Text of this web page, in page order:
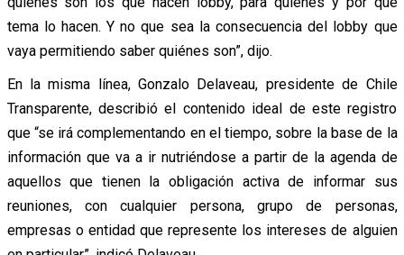
tema lo hacen. Y no que sea la consecuencia del lobby que
vaya permitiendo saber quiénes son”, dijo.
En la misma línea, Gonzalo Delaveau, presidente de Chile
Transparente, describió el contenido ideal de este registro
que “se irá complementando en el tiempo, sobre la base de la
información que va a ir nutriéndose a partir de la agenda de
aquellos que tienen la obligación activa de informar sus
reuniones, con cualquier persona, grupo de personas,
empresas o entidad que represente los intereses de alguien